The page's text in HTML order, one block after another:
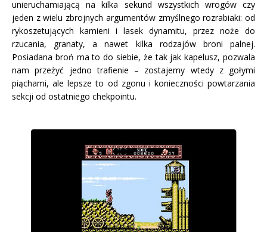
unieruchamiającą na kilka sekund wszystkich wrogów czy
jeden z wielu zbrojnych argumentów zmyślnego rozrabiaki: od
rykoszetujących kamieni i lasek dynamitu, przez noże do
rzucania, granaty, a nawet kilka rodzajów broni palnej.
Posiadana broń ma to do siebie, że tak jak kapelusz, pozwala
nam przeżyć jedno trafienie – zostajemy wtedy z gołymi
piąchami, ale lepsze to od zgonu i konieczności powtarzania
sekcji od ostatniego chekpointu.